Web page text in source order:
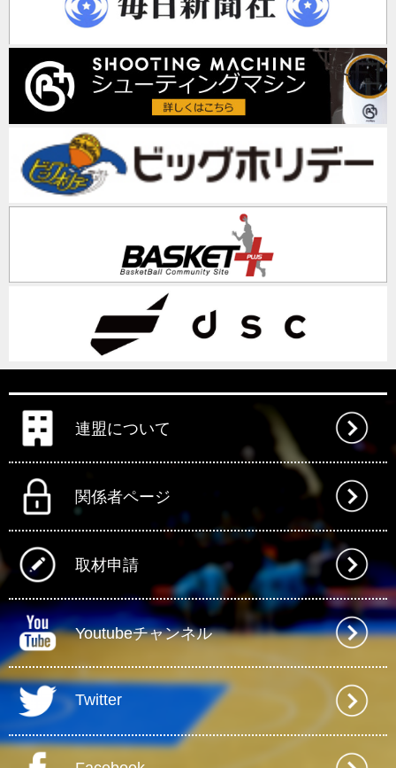
連盟について
関係者ページ
取材申請
Youtubeチャンネル
Twitter